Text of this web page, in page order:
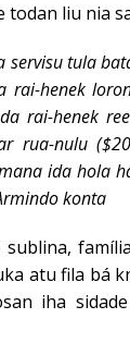
todan liu nia
servisu tula
rai-henek
rai-henek
rua-nulu
ida hola
konta
sublina,
atu fila bá
iha